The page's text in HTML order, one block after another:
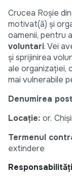
Crucea Roșie
motivat(ă) și
oamenii, pentru
voluntari. Vei
și sprijinirea
ale organizației,
mai vulnerabile
Denumirea
Locație: or.
Termenul
extindere